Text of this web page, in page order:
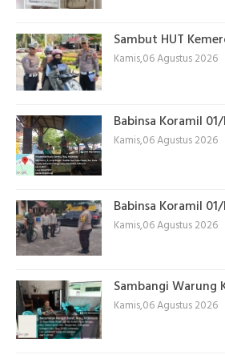
Sambut HUT
Kamis,06 Agustus 2026
Babinsa Koramil
Kamis,06 Agustus 2026
Babinsa Koramil
Kamis,06 Agustus 2026
Sambangi Warung
Kamis,06 Agustus 2026